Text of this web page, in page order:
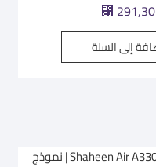
⃁ 291,30
إلى السلة